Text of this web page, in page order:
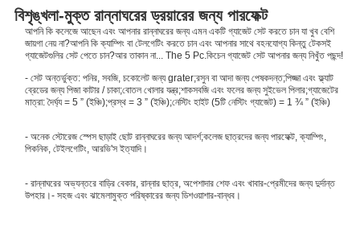
বিশৃঙ্খলা-মুক্ত রান্নাঘরের ড্রয়ারের জন্য পারফেক্ট
আপনি কি কলেজে আছেন এবং আপনার রান্নাঘরের জন্য এমন একটি গ্যাজেট সেট করতে চান যা খুব বেশি
জায়গা নেয় না?আপনি কি ক্যাম্পিং বা টেলগেটিং করতে চান এবং আপনার সাথে বহনযোগ্য কিন্তু টেকসই
গ্যাজেটগুলির সেট পেতে চান?আর তাকান না... The 5 Pc.কিচেন গ্যাজেট সেট আপনার জন্য নিখুঁত পছন্দ!
- সেট অন্তর্ভুক্ত: পনির, সবজি, চকোলেট জন্য grater;রসুন বা আদা জন্য পেষকদন্ত;পিজ্জা এবং ফ্ল্যাট
ব্রেডের জন্য পিজা কাটার / চাকা;বোতল খোলার যন্ত্র;শাকসবজি এবং ফলের জন্য সুইভেল পিলার;গ্যাজেটের
মাত্রা: দৈর্ঘ্য = 5 ” (ইঞ্চি);প্রস্থ = 3 ” (ইঞ্চি);নেস্টিং হাইট (5টি নেস্টিং গ্যাজেট) = 1 ¾ ” (ইঞ্চি)
- অনেক স্টোরেজ স্পেস ছাড়াই ছোট রান্নাঘরের জন্য আদর্শ;কলেজ ছাত্রদের জন্য পারফেক্ট, ক্যাম্পিং,
পিকনিক, টেইলগেটিং, আরভি'স ইত্যাদি।
- রান্নাঘরের অভ্যন্তরে বাড়ির বেকার, রান্নার ছাত্র, অপেশাদার শেফ এবং খাবার-প্রেমীদের জন্য দুর্দান্ত
উপহার।- সহজ এবং ঝামেলামুক্ত পরিষ্কারের জন্য ডিশওয়াশার-বান্ধব।